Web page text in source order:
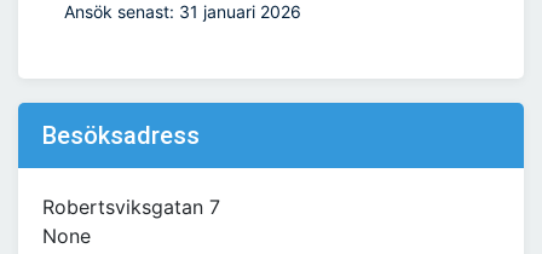
Ansök senast: 31 januari 2026
Besöksadress
Robertsviksgatan 7
None